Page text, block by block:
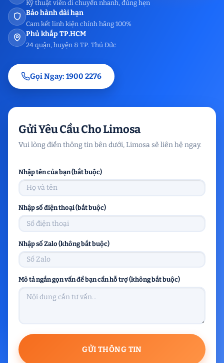
Kỹ thuật viên di chuyển nhanh, đúng hẹn
Bảo hành dài hạn
Cam kết linh kiện chính hãng 100%
Phủ khắp TP.HCM
24 quận, huyện & TP. Thủ Đức
Gọi Ngay: 1900 2276
Gửi Yêu Cầu Cho Limosa
Vui lòng điền thông tin bên dưới, Limosa sẽ liên hệ ngay.
Nhập tên của bạn (bắt buộc)
Nhập số điện thoại (bắt buộc)
Nhập số Zalo (không bắt buộc)
Mô tả ngắn gọn vấn đề bạn cần hỗ trợ (không bắt buộc)